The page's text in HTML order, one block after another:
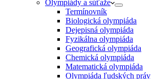
Olympiády a súťaže
Termínovník
Biologická olympiáda
Dejepisná olympiáda
Fyzikálna olympiáda
Geografická olympiáda
Chemická olympiáda
Matematická olympiáda
Olympiáda ľudských práv